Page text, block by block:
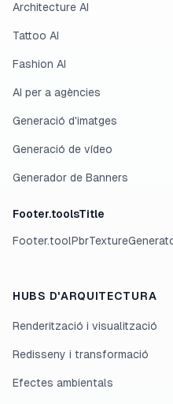
Architecture AI
Tattoo AI
Fashion AI
AI per a agències
Generació d'imatges
Generació de vídeo
Generador de Banners
Footer.toolsTitle
HUBS D'ARQUITECTURA
Renderització i visualització
Redisseny i transformació
Efectes ambientals